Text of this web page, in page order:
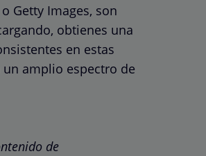
Getty Images, son
obtienes una
en estas
un amplio espectro de
de